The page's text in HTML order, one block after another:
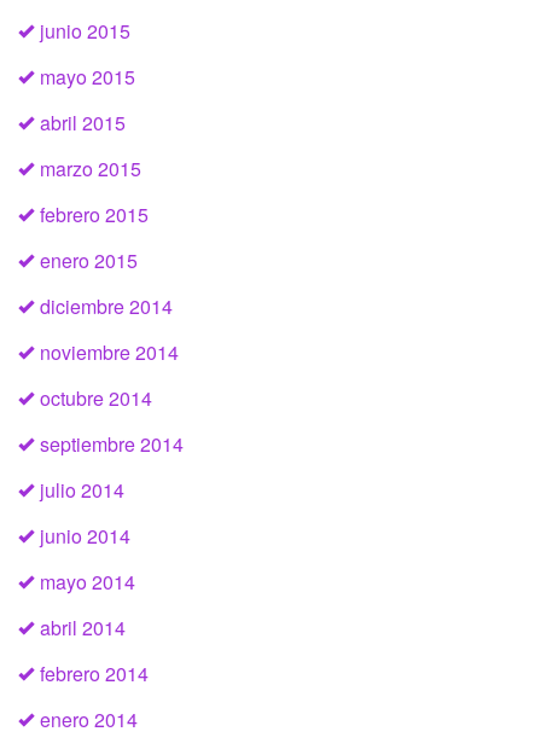
junio 2015
mayo 2015
abril 2015
marzo 2015
febrero 2015
enero 2015
diciembre 2014
noviembre 2014
octubre 2014
septiembre 2014
julio 2014
junio 2014
mayo 2014
abril 2014
febrero 2014
enero 2014